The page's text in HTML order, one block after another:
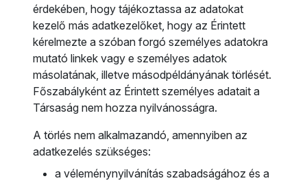
érdekében, hogy tájékoztassa az adatokat
kezelő más adatkezelőket, hogy az Érintett
kérelmezte a szóban forgó személyes adatokra
mutató linkek vagy e személyes adatok
másolatának, illetve másodpéldányának törlését.
Főszabályként az Érintett személyes adatait a
Társaság nem hozza nyilvánosságra.
A törlés nem alkalmazandó, amennyiben az
adatkezelés szükséges:
a véleménynyilvánítás szabadságához és a